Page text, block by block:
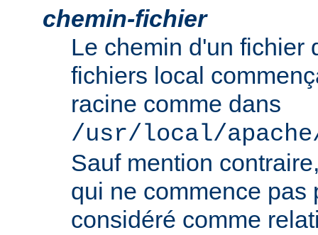
chemin-fichier
Le chemin d'un fichier
fichiers local
racine comme dans
/usr/local/
Sauf mention
qui ne commence pas
considéré comme